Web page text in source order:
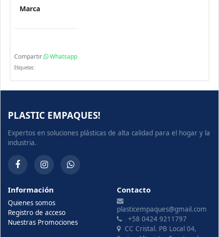
Marca
Compartir Whatsapp
Etiquetas:
PLASTIC EMPAQUES!
Expertos en soluciones plásticas de alta calidad para el hogar y la
industria.
Información
Quienes somos
Registro de acceso
Nuestras Promociones
Contacto
plasticempaques@gmail.com
+58 0424 9211797
CC Cristal. PB Local 04,